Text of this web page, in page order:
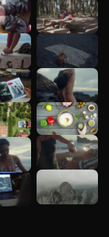
Mehr
anzeigen